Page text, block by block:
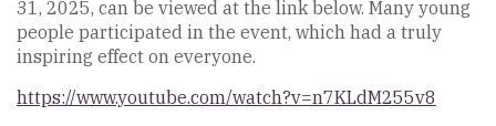
31, 2025, can be viewed at the link below. Many young
people participated in the event, which had a truly
inspiring effect on everyone.
https://www.youtube.com/watch?v=n7KLdM255v8